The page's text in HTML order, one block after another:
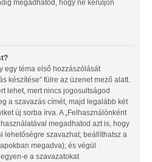
megadhatod, hogy ne kerüljön
egy téma első hozzászólását
készítése” fülre az üzenet mező alatt.
lehet, mert nincs jogosultságod
a szavazás címét, majd legalább két
új sorba írva. A „Felhasználónként
megadhatod azt is, hogy
lehetőségre szavazhat; beállíthatsz a
megadva); és végül
e a szavazatokat